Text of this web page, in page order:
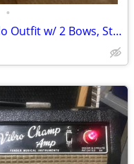
•
Franz Hoffmann Prelude 3/4 Cello Outfit w/ 2 Bows, Stand, Books, Tuner